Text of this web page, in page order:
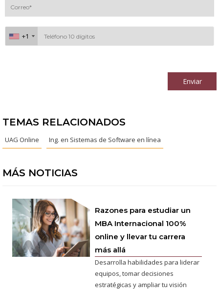
+1
+1
Enviar
TEMAS RELACIONADOS
UAG Online Ing. en Sistemas de Software en línea
MÁS NOTICIAS
Razones para estudiar un
MBA Internacional 100%
online y llevar tu carrera
más allá
Desarrolla habilidades para liderar
equipos, tomar decisiones
estratégicas y ampliar tu visión